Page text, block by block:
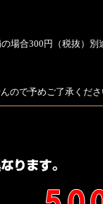
場合300円（税抜）別
ので予めご了承くださ